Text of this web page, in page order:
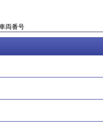
両番号